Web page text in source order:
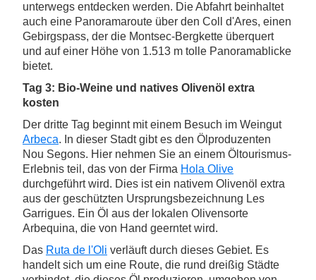
unterwegs entdecken werden. Die Abfahrt beinhaltet
auch eine Panoramaroute über den Coll d'Ares, einen
Gebirgspass, der die Montsec-Bergkette überquert
und auf einer Höhe von 1.513 m tolle Panoramablicke
bietet.
Tag 3: Bio-Weine und natives Olivenöl extra
kosten
Der dritte Tag beginnt mit einem Besuch im Weingut
Arbeca. In dieser Stadt gibt es den Ölproduzenten
Nou Segons. Hier nehmen Sie an einem Öltourismus-
Erlebnis teil, das von der Firma Hola Olive
durchgeführt wird. Dies ist ein nativem Olivenöl extra
aus der geschützten Ursprungsbezeichnung Les
Garrigues. Ein Öl aus der lokalen Olivensorte
Arbequina, die von Hand geerntet wird.
Das Ruta de l'Oli verläuft durch dieses Gebiet. Es
handelt sich um eine Route, die rund dreißig Städte